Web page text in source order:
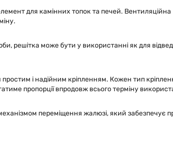
для камінних топок та печей. Вентиляційна
решітка може бути у використанні як для
і надійним кріпленням. Кожен тип
пропорції впродовж всього терміну
переміщення жалюзі, який забезпечує